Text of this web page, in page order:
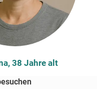
38 Jahre alt